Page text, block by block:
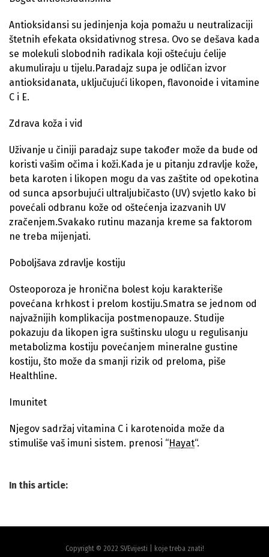
Antioksidansi su jedinjenja koja pomažu u neutralizaciji
štetnih efekata oksidativnog stresa. Ovo se dešava kada
se molekuli slobodnih radikala koji oštećuju ćelije
akumuliraju u tijelu.Paradajz supa je odličan izvor
antioksidanata, uključujući likopen, flavonoide i vitamine
C i E.
Zdrava koža i vid
Uživanje u činiji paradajz supe također može da bude od
koristi vašim očima i koži.Kada je u pitanju zdravlje kože,
beta karoten i likopen mogu da vas zaštite od opekotina
od sunca apsorbujući ultraljubičasto (UV) svjetlo kako bi
povećali odbranu kože od oštećenja izazvanih UV
zračenjem.Svakako rutinu mazanja kreme sa faktorom
ne treba mijenjati.
Poboljšava zdravlje kostiju
Osteoporoza je hronična bolest koju karakteriše
povećana krhkost i prelom kostiju.Smatra se jednom od
najvažnijih komplikacija postmenopauze. Studije
pokazuju da likopen igra suštinsku ulogu u regulisanju
metabolizma kostiju povećanjem mineralne gustine
kostiju, što može da smanji rizik od preloma, piše
Healthline.
Imunitet
Njegov sadržaj vitamina C i karotenoida može da
stimuliše vaš imuni sistem. prenosi “Hayat“.
In this article:
Copyright © 2022 SVEvijesti | koje treba znati!